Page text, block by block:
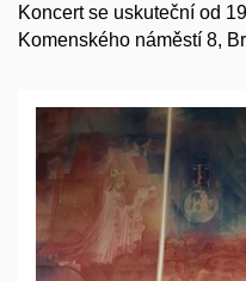
Koncert se uskuteční od
Komenského náměstí 8,